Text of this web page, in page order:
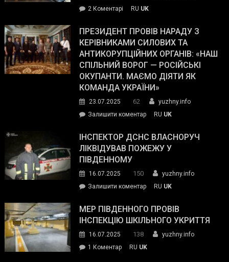
The
Street
Journal.
2 Коментарі
Південному
працівникам
ОПЗ
з
матеріального
резерву
гуманітарну
допомогу
RU UK
ПРЕЗИДЕНТ ПРОВІВ НАРАДУ З
КЕРІВНИКАМИ СИЛОВИХ ТА
АНТИКОРУПЦІЙНИХ ОРГАНІВ: «НАШ
СПІЛЬНИЙ ВОРОГ — РОСІЙСЬКІ
ОКУПАНТИ. МАЄМО ДІЯТИ ЯК
КОМАНДА УКРАЇНИ»
23.07.2025 62
yuzhny.info
Залишити коментарon
провів
нараду
силових
та
органів:
«Наш
спільний
RU UK
ІНСПЕКТОР ДСНС ВЛАСНОРУЧ
ЛІКВІДУВАВ ПОЖЕЖУ У
ПІВДЕННОМУ
16.07.2025 150
yuzhny.info
Залишити коментарon
ДСНС
власноруч
пожежу
у
RU UK
МЕР ПІВДЕННОГО ПРОВІВ
ІНСПЕКЦІЮ ШКІЛЬНОГО УКРИТТЯ
16.07.2025 138
yuzhny.info
1 Коментардо RU UK